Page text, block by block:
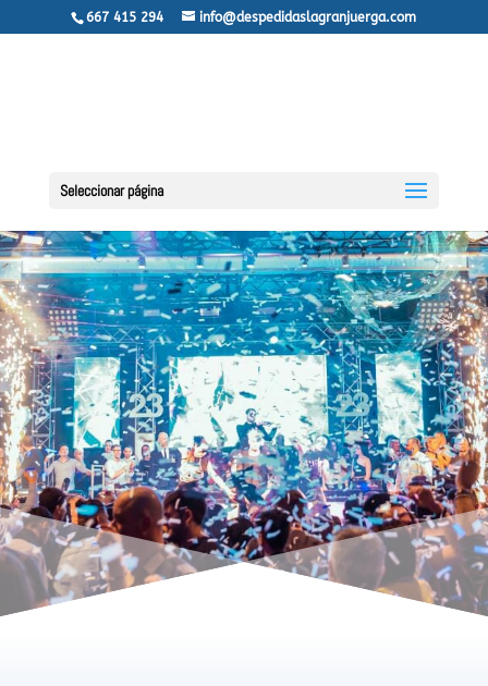
667 415 294 info@despedidaslagranjuerga.com
Seleccionar página